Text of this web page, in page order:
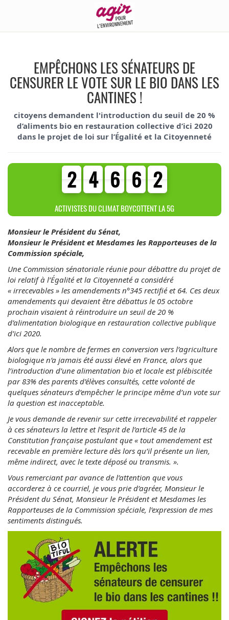
EMPÊCHONS LES SÉNATEURS DE
CENSURER LE VOTE SUR LE BIO DANS LES
CANTINES !
citoyens demandent l'introduction du seuil de 20 %
d’aliments bio en restauration collective d’ici 2020
dans le projet de loi sur l’Égalité et la Citoyenneté
2
2 4
4
4
4 6
0
6 6
9
6 2
5
2
ACTIVISTES DU CLIMAT BOYCOTTENT LA 5G
Monsieur le Président du Sénat,
Monsieur le Président et Mesdames les Rapporteuses de la
Commission spéciale,
Une Commission sénatoriale réunie pour débattre du projet de
loi relatif à l’Égalité et la Citoyenneté a considéré
« irrecevables » les amendements n°345 rectifié et 64. Ces deux
amendements qui devaient être débattus le 05 octobre
prochain visaient à réintroduire un seuil de 20 %
d’alimentation biologique en restauration collective publique
d’ici 2020.
Alors que le nombre de fermes en conversion vers l’agriculture
biologique n’a jamais été aussi élevé en France, alors que
l’introduction d’une alimentation bio et locale est plébiscitée
par 83% des parents d’élèves consultés, cette volonté de
quelques sénateurs d’empêcher le principe même d’un vote sur
la question est inacceptable.
Je vous demande de revenir sur cette irrecevabilité et rappeler
à ces sénateurs la lettre et l’esprit de l’article 45 de la
Constitution française postulant que « tout amendement est
recevable en première lecture dès lors qu’il présente un lien,
même indirect, avec le texte déposé ou transmis. ».
Vous remerciant par avance de l’attention que vous
accorderez à ce courriel, je vous prie d’agréer, Monsieur le
Président du Sénat, Monsieur le Président et Mesdames les
Rapporteuses de la Commission spéciale, l’expression de mes
sentiments distingués.